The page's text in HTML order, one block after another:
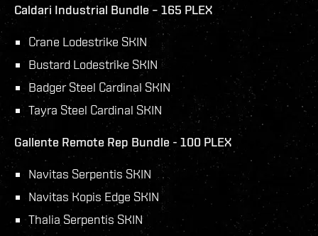
Caldari Industrial Bundle – 165 PLEX
Crane Lodestrike SKIN
Bustard Lodestrike SKIN
Badger Steel Cardinal SKIN
Tayra Steel Cardinal SKIN
Gallente Remote Rep Bundle - 100 PLEX
Navitas Serpentis SKIN
Navitas Kopis Edge SKIN
Thalia Serpentis SKIN